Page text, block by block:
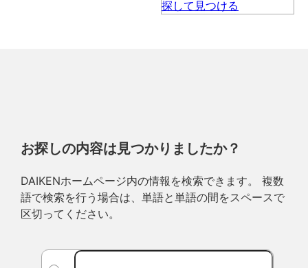
お探しの内容は見つかりましたか？
DAIKENホームページ内の情報を検索できます。 複数
語で検索を行う場合は、単語と単語の間をスペースで
区切ってください。